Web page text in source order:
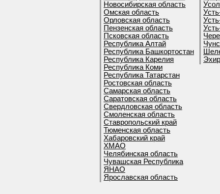
Новосибирская область
Омская область
Орловская область
Пензенская область
Псковская область
Республика Алтай
Республика Башкортостан
Республика Карелия
Республика Коми
Республика Татарстан
Ростовская область
Самарская область
Саратовская область
Свердловская область
Смоленская область
Ставропольский край
Тюменская область
Хабаровский край
ХМАО
Челябинская область
Чувашская Республика
ЯНАО
Ярославская область